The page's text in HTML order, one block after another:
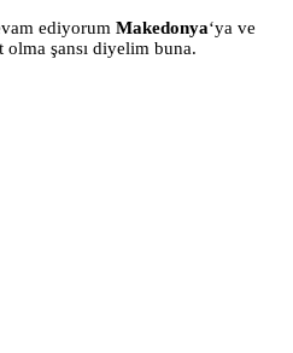
ediyorum Makedonya‘ya ve
şansı diyelim buna.